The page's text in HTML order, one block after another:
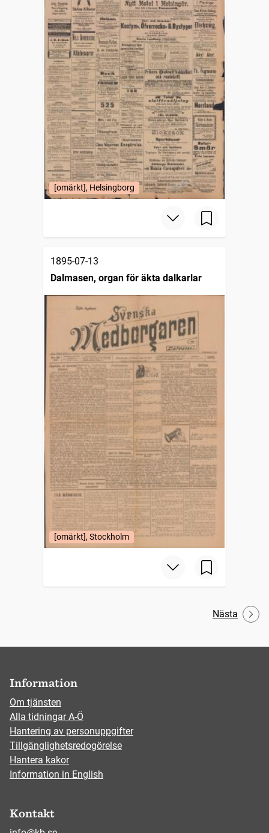
[omärkt], Helsingborg
1895-07-13
Dalmasen, organ för äkta dalkarlar
[omärkt], Stockholm
Nästa
Information
Om tjänsten
Alla tidningar A-Ö
Hantering av personuppgifter
Tillgänglighetsredogörelse
Hantera kakor
Information in English
Kontakt